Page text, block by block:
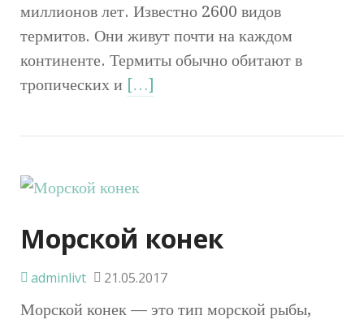
миллионов лет. Известно 2600 видов
термитов. Они живут почти на каждом
континенте. Термиты обычно обитают в
тропических и […]
Морской конек
adminlivt 21.05.2017
Морской конек — это тип морской рыбы,